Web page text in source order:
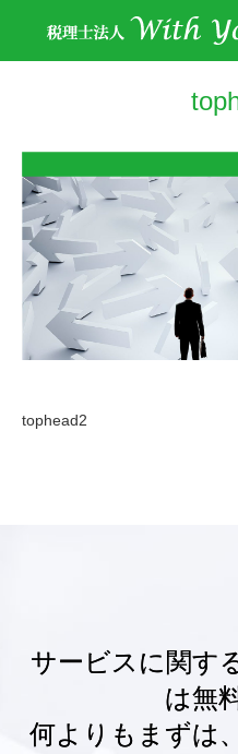
tophead2
サービスに関す
は無
何よりもまずは